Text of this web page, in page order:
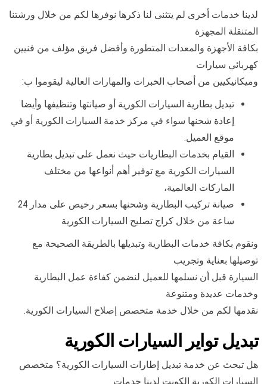
لدينا خدمات أخرى لم يتثنى لنا ذكرها نوفرها لكم من خلال ورشتنا
المتنقلة المجهزة
بكافة الأجهزة والمعدات المتطورة وأفضل فريق مؤلف من فنيين
كهربائي سيارات
وميكانيكيين من أصحاب الخبرات والمهارات العالية ليقوموا ب:
تبديل بطارية السيارات الكورية أو صيانتها وتنظيفها وأيضا
إعادة شحنها سواء في مركز خدمة السيارات الكورية أو في
موقع العميل.
القيام بخدمات البطاريات حيث نعمل على تبديل بطارية
السيارات الكورية مع توفير أهم أنواعها من مختلف
الماركات العالمية،
صيانة تركيب البطارية وشحنها بسعر رخيص على مدار 24
ساعة من خلال كراج تصليح السيارات الكورية
ونقوم بكافة خدمات البطارية وتبديلها بالطريقة الصحيحة مع
توصيلها بعناية وتجريب
السيارة قبل أن نسلمها للعميل لنضمن كفاءة عمل البطارية
وخدمات عديدة ومتنوعة
نقدمها لكم من خلال خدمة متخصص إصلاح السيارات الكورية.
تبديل تواير السيارات الكورية
هل تبحث عن خدمة تبديل إطارات السيارات الكورية؟ متخصص
السيارات الكورية الكويت لدينا خدمات